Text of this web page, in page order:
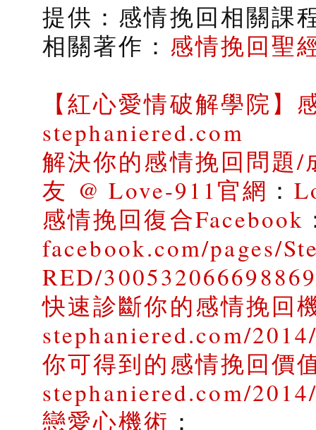
提供：感情挽回相關課
相關著作： 感情挽回聖
【紅心愛情破解學院】
stephaniered.com
解決你的感情挽回問題
友 @ Love-911官網 ：
感情挽回復合Facebook
facebook.com/pages/
RED/300532066698869
快速診斷你的感情挽回
stephaniered.com/
你可得到的感情挽回價
stephaniered.com/
戀愛心機術 ：